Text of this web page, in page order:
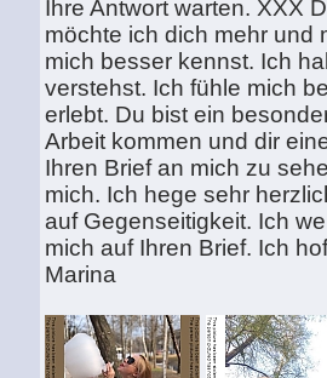
Ihre Antwort warten. XXX
möchte ich dich mehr und
mich besser kennst. Ich
verstehst. Ich fühle mich
erlebt. Du bist ein
Arbeit kommen und dir
Ihren Brief an mich zu
mich. Ich hege sehr
auf Gegenseitigkeit. Ich
mich auf Ihren Brief. Ich
Marina